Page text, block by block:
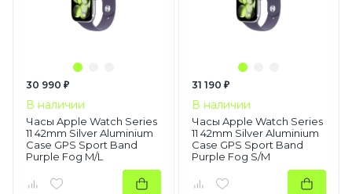
30 990 ₽
В наличии
Часы Apple Watch Series
11 42mm Silver Aluminium
Case GPS Sport Band
Purple Fog M/L
31 190 ₽
В наличии
Часы Apple Watch Series
11 42mm Silver Aluminium
Case GPS Sport Band
Purple Fog S/M